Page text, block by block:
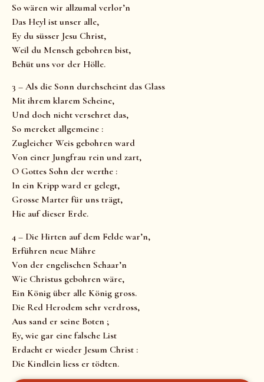
So wären wir allzumal verlor’n
Das Heyl ist unser alle,
Ey du süsser Jesu Christ,
Weil du Mensch gebohren bist,
Behüt uns vor der Hölle.
3 – Als die Sonn durchscheint das Glass
Mit ihrem klarem Scheine,
Und doch nicht versehret das,
So mercket allgemeine :
Zugleicher Weis gebohren ward
Von einer Jungfrau rein und zart,
O Gottes Sohn der werthe :
In ein Kripp ward er gelegt,
Grosse Marter für uns trägt,
Hie auf dieser Erde.
4 – Die Hirten auf dem Felde war’n,
Erführen neue Mähre
Von der engelischen Schaar’n
Wie Christus gebohren wäre,
Ein König über alle König gross.
Die Red Herodem sehr verdross,
Aus sand er seine Boten ;
Ey, wie gar eine falsche List
Erdacht er wieder Jesum Christ :
Die Kindlein liess er tödten.